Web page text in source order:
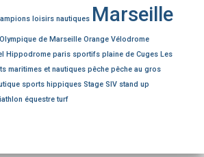
loisirs nautiques Marseille
Olympique de Marseille Orange Vélodrome
Hippodrome paris sportifs plaine de Cuges Les
maritimes et nautiques pêche pêche au gros
sports hippiques Stage SIV stand up
équestre turf